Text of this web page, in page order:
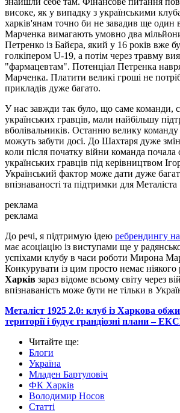
високе, як у випадку з українськими
харків'янам точно би не завадив ще один
Марченка вимагають умовно два
Петренко із Байєра, який у 16 років вже
голкіпером U-19, а потім через травму
"фармацевтам". Потенціал Петренка
Марченка. Платити великі гроші не
прикладів дуже багато.
У нас завжди так було, що саме команди,
українських гравців, мали найбільшу
вболівальників. Останню велику
можуть забути досі. До Шахтаря дуже
коли після початку війни команда почала
українських гравців під керівництвом
Український фактор може дати дуже
впізнаваності та підтримки для Металіста
реклама
реклама
До речі, я підтримую ідею ребрендингу
має асоціацію із виступами ще у
успіхами клубу в часи роботи Мирона
Конкурувати із цим просто немає ніякого
Харків зараз відоме всьому світу через
впізнаваність може бути не тільки в
Металіст 1925 2.0: клуб із Харкова
території і будує грандіозні плани –
Читайте ще:
Блоги
Україна
Младен Бартуловіч
ФК Харків
Володимир Носов
Статті